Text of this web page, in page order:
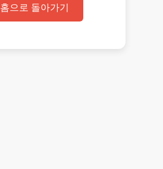
홈으로 돌아가기